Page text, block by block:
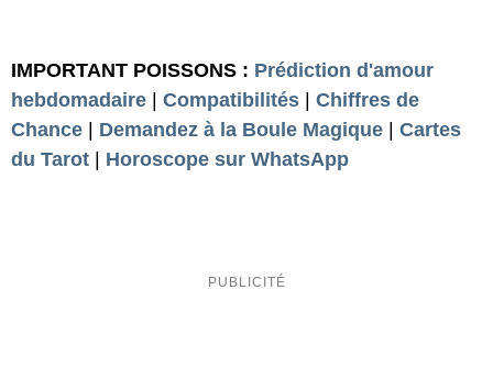
IMPORTANT POISSONS : Prédiction d'amour
hebdomadaire | Compatibilités | Chiffres de
Chance | Demandez à la Boule Magique | Cartes
du Tarot | Horoscope sur WhatsApp